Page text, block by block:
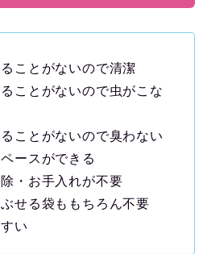
ことがないので清潔
ことがないので虫がこな
ことがないので臭わない
ースができる
・お手入れが不要
せる袋ももちろん不要
い